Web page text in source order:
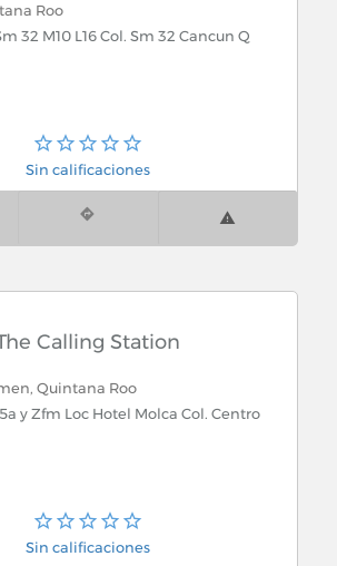
Roo
32 M10 L16 Col. Sm 32 Cancun Q
Sin calificaciones
Calling Station
Quintana Roo
y Zfm Loc Hotel Molca Col. Centro
Sin calificaciones